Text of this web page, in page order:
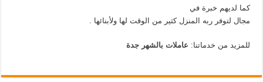
كما لديهم خبرة في
مجال لتوفر ربه المنزل كثير من الوقت لها ولأبنائها .
للمزيد من خدماتنا: عاملات بالشهر جدة